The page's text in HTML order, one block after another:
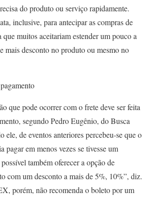
do produto ou serviço rapidamente.
inclusive, para antecipar as compras de
muitos aceitariam estender um pouco a
mais desconto no produto ou mesmo no
que pode ocorrer com o frete deve ser feita
segundo Pedro Eugênio, do Busca
ele, de eventos anteriores percebeu-se que o
pagar em menos vezes se tivesse um
também oferecer a opção de
com um desconto a mais de 5%, 10%”, diz.
porém, não recomenda o boleto por um